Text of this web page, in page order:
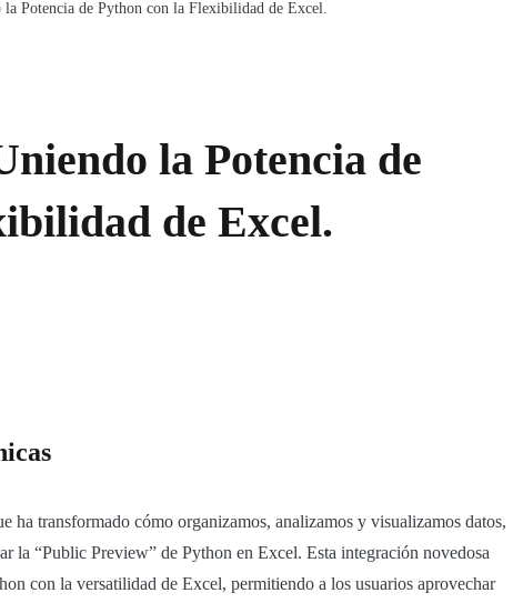
Potencia de Python con la Flexibilidad de Excel.
la Potencia de
de Excel.
ha transformado cómo organizamos, analizamos y visualizamos datos,
la “Public Preview” de Python en Excel. Esta integración novedosa
con la versatilidad de Excel, permitiendo a los usuarios aprovechar